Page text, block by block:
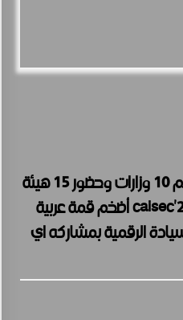
تحت رعاية رئيس الوزراء ودعم 10 وزارات وحضور 15 هيئة
أفريقية و22 دولة.. انطلاقcaisec’26 أضخم قمة عربية
الرقمية بمشاركه اي